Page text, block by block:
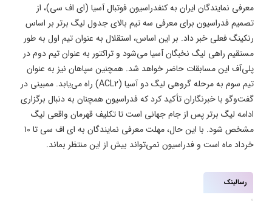
معرفی نمایندگان ایران به کنفدراسیون فوتبال آسیا (ای اف سی)، از
تصمیم فدراسیون برای معرفی سه تیم بالای جدول لیگ برتر بر اساس
رنکینگ فعلی خبر داد. بر این اساس، استقلال به عنوان تیم اول به طور
مستقیم راهی لیگ نخبگان آسیا می‌شود و تراکتور به عنوان تیم دوم در
پلی‌آف این مسابقات حاضر خواهد شد. همچنین سپاهان نیز به عنوان
تیم سوم به مرحله گروهی لیگ دو آسیا (ACL2) راه می‌یابد. ممبینی در
گفت‌وگو با خبرنگاران تأکید کرد که فدراسیون همچنان به دنبال برگزاری
ادامه لیگ برتر پس از جام جهانی است تا تکلیف قهرمان واقعی لیگ
مشخص شود. با این حال، مهلت معرفی نمایندگان به ای اف سی تا ۱۰
خرداد ماه است و فدراسیون نمی‌تواند بیش از این منتظر بماند.
رسالینک